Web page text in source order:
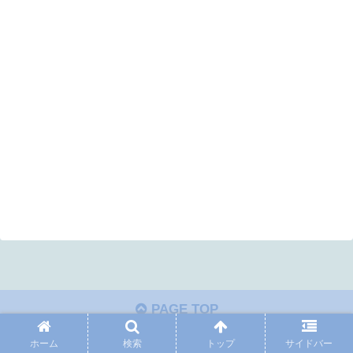
PAGE TOP
ホーム 検索 トップ サイドバー